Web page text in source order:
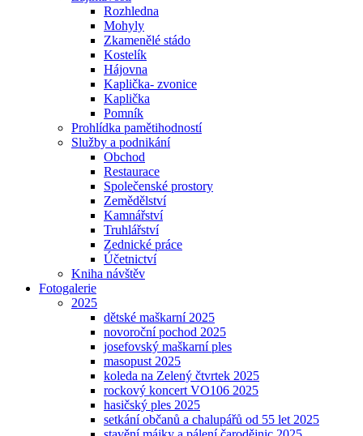
Rozhledna
Mohyly
Zkamenělé stádo
Kostelík
Hájovna
Kaplička- zvonice
Kaplička
Pomník
Prohlídka pamětihodností
Služby a podnikání
Obchod
Restaurace
Společenské prostory
Zemědělství
Kamnářství
Truhlářství
Zednické práce
Účetnictví
Kniha návštěv
Fotogalerie
2025
dětské maškarní 2025
novoroční pochod 2025
josefovský maškarní ples
masopust 2025
koleda na Zelený čtvrtek 2025
rockový koncert VO106 2025
hasičský ples 2025
setkání občanů a chalupářů od 55 let 2025